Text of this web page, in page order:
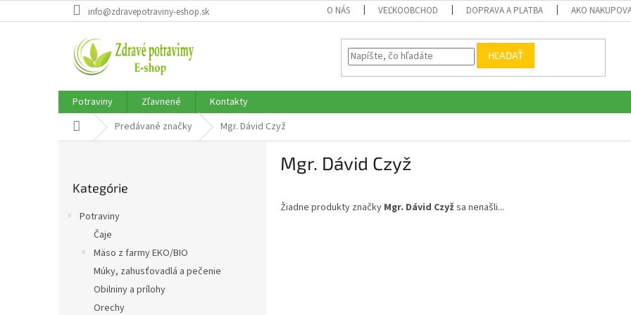
na
info@zdravepotraviny-eshop.sk O NÁS VEĽKOOBCHOD DOPRAVA A PLATBA AKO
HĽADAŤ
Potraviny Zľavnené
Kontakty
DomovPredávané značky Mgr. Dávid Czyž
kategórie
Kategórie
Potraviny
Čaje
Mäso z farmy EKO/BIO
Múky, zahusťovadlá a pečenie
Obilniny a prílohy
Orechy
Mgr. Dávid Czyž
Žiadne produkty značky Mgr. Dávid Czyž sa nenašli...